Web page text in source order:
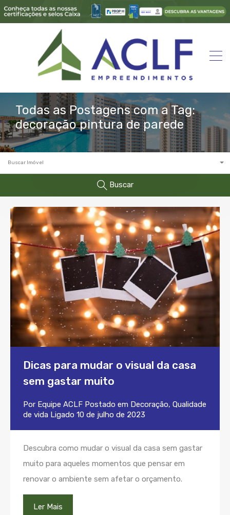
Todas as Postagens com a Tag:
decoração pintura de parede
Buscar Imóvel
Buscar
Dicas para mudar o visual da casa
sem gastar muito
Por Equipe ACLF Postado em Decoração, Qualidade
de vida Ligado 10 de julho de 2023
Descubra como mudar o visual da casa sem gastar
muito para aqueles momentos que pensar em
renovar o ambiente sem afetar o orçamento.
Ler Mais